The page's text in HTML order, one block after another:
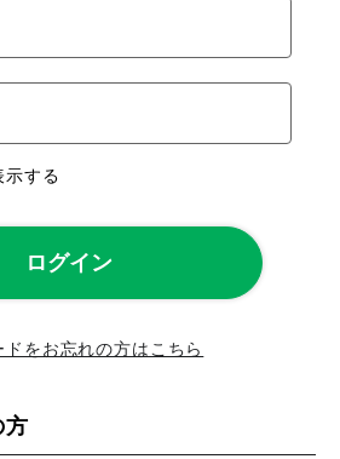
示する
ドをお忘れの方はこちら
方